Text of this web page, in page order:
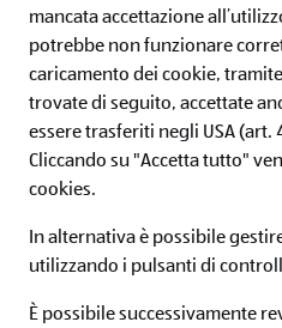
ALDI Newsletter
Iscriviti ora alla newsletter ALDI
mancata accettazione
potrebbe non funzionare
caricamento dei cookie,
trovate di seguito, accettate
essere trasferiti negli USA (art.
Cliccando su "Accetta tutto"
cookies.
In alternativa è possibile
utilizzando i pulsanti di
È possibile successivamente